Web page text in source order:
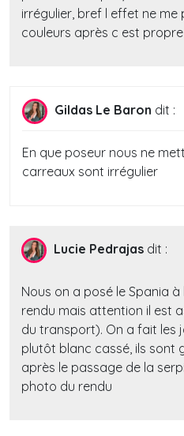
irrégulier, bref l effet ne me
couleurs après c est
Gildas Le Baron dit :
En que poseur nous ne
carreaux sont irrégulier
Lucie Pedrajas dit :
Nous on a posé le Spania à
rendu mais attention il est
du transport). On a fait les
plutôt blanc cassé, ils sont
après le passage de la
photo du rendu